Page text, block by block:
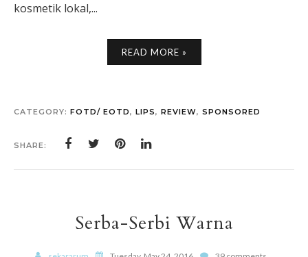
kosmetik lokal,...
READ MORE »
CATEGORY: FOTD/ EOTD, LIPS, REVIEW, SPONSORED
SHARE:
Serba-Serbi Warna